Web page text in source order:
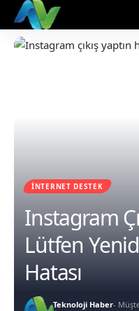
İNTERNET DESTEK
Instagram
Lütfen
Hatası
Teknoloji Haber-